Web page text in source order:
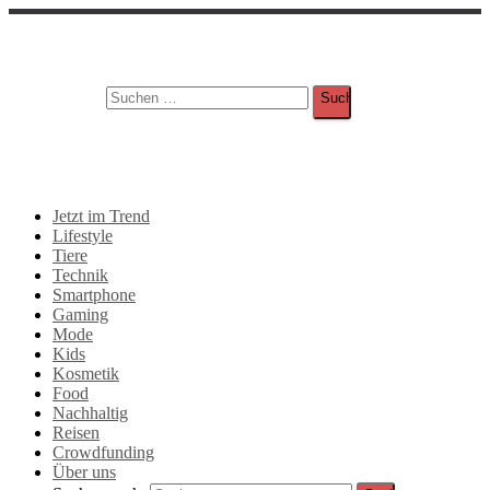
Jetzt im Trend
Lifestyle
Tiere
Technik
Smartphone
Gaming
Mode
Kids
Kosmetik
Food
Nachhaltig
Reisen
Crowdfunding
Über uns